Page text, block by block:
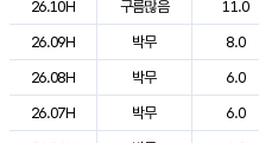
26.10H
구름많음 11.0
26.09H
박무 8.0
26.08H
박무 6.0
26.07H
박무 6.0